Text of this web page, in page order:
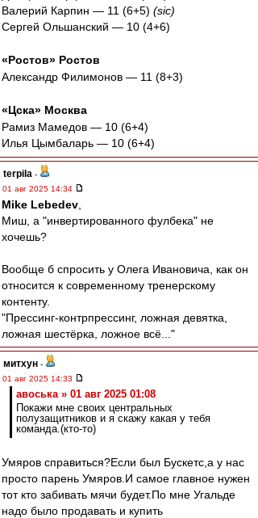
Валерий Карпин — 11 (6+5) (sic)
Сергей Ольшанский — 10 (4+6)
«Ростов» Ростов
Александр Филимонов — 11 (8+3)
«Цска» Москва
Рамиз Мамедов — 10 (6+4)
Илья Цымбаларь — 10 (6+4)
terpila -
01 авг 2025 14:34
Mike Lebedev
Миш, а "инвертированного фулбека" не
хочешь?
Вообще б спросить у Олега Ивановича, как он
относится к современному тренерскому
контенту.
"Прессинг-контрпрессинг, ложная девятка,
ложная шестёрка, ложное всё..."
митхун -
01 авг 2025 14:33
авоська » 01 авг 2025 01:08
Покажи мне своих центральных
полузащитников и я скажу какая у тебя
команда.(кто-то)
Умяров справиться?Если был Бускетс,а у нас
просто парень Умяров.И самое главное нужен
тот кто забивать мячи будет.По мне Угальде
надо было продавать и купить